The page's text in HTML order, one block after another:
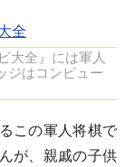
大全』には軍人
ジはコンピュー
この軍人将棋で
が、親戚の子供